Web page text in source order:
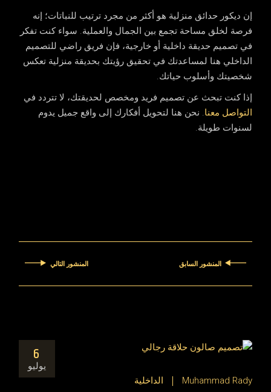
إن ديكور حدائق منزلية هو أكثر من مجرد ترتيب للنباتات؛ إنه
فرصة لخلق مساحة تجمع بين الجمال والعملية. سواء كنت تفكر
في تصميم حديقة داخلية أو خارجية، فإن فريق راضي للتصميم
الداخلي هنا لمساعدتك في تحقيق رؤيتك بحديقة منزلية تعكس
شخصيتك وأسلوب حياتك.
إذا كنت تبحث عن تصميم فريد ومخصص لحديقتك، لا تتردد في
التواصل معنا. نحن هنا لتحويل أفكارك إلى واقع جميل يدوم
لسنوات طويلة.
المنشور السابق المنشور التالي
6
يوليو
Muhammad Rady
الداخلية